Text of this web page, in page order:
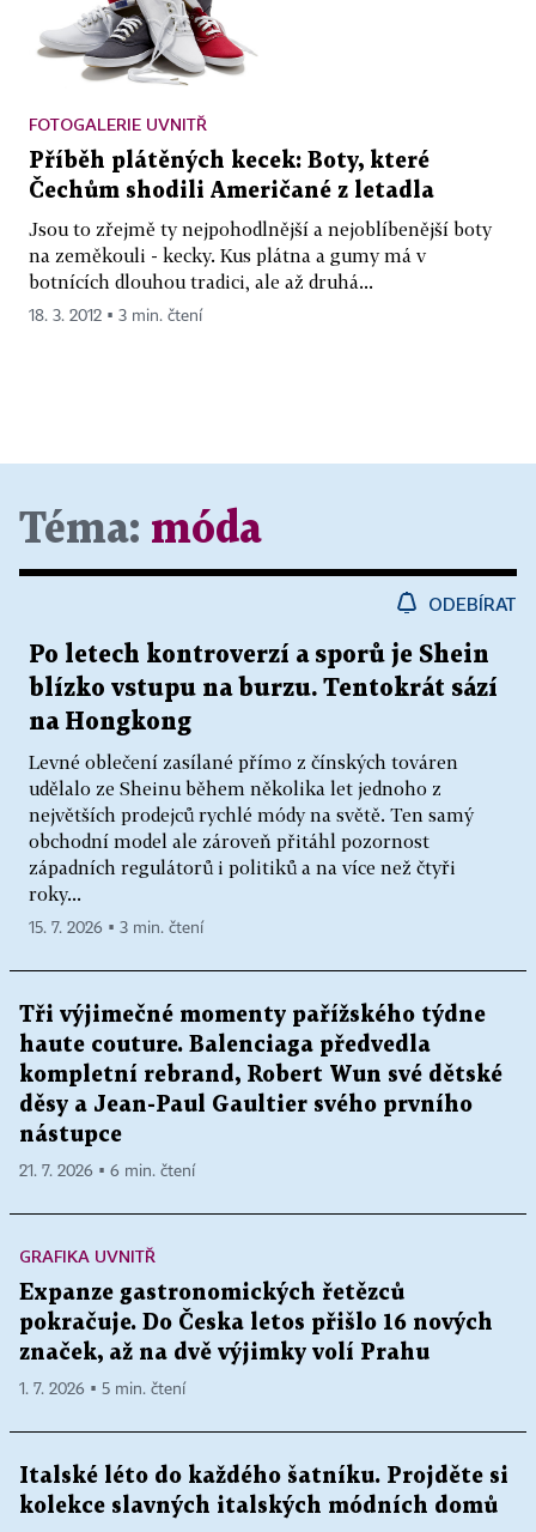
FOTOGALERIE UVNITŘ
Příběh plátěných kecek: Boty, které
Čechům shodili Američané z letadla
Jsou to zřejmě ty nejpohodlnější a nejoblíbenější boty
na zeměkouli - kecky. Kus plátna a gumy má v
botnících dlouhou tradici, ale až druhá...
18. 3. 2012 ▪ 3 min. čtení
Téma: móda
ODEBÍRAT
Po letech kontroverzí a sporů je Shein
blízko vstupu na burzu. Tentokrát sází
na Hongkong
Levné oblečení zasílané přímo z čínských továren
udělalo ze Sheinu během několika let jednoho z
největších prodejců rychlé módy na světě. Ten samý
obchodní model ale zároveň přitáhl pozornost
západních regulátorů i politiků a na více než čtyři
roky...
15. 7. 2026 ▪ 3 min. čtení
Tři výjimečné momenty pařížského týdne
haute couture. Balenciaga předvedla
kompletní rebrand, Robert Wun své dětské
děsy a Jean-Paul Gaultier svého prvního
nástupce
21. 7. 2026 ▪ 6 min. čtení
GRAFIKA UVNITŘ
Expanze gastronomických řetězců
pokračuje. Do Česka letos přišlo 16 nových
značek, až na dvě výjimky volí Prahu
1. 7. 2026 ▪ 5 min. čtení
Italské léto do každého šatníku. Projděte si
kolekce slavných italských módních domů